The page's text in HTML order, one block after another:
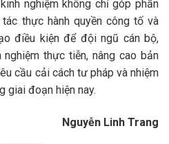
nghiệm không chỉ góp phần
thực hành quyền công tố và
điều kiện để đội ngũ cán bộ,
thực tiễn, nâng cao bản
cầu cải cách tư pháp và nhiệm
giai đoạn hiện nay.
Nguyễn Linh Trang